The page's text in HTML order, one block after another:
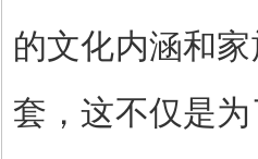
的文化内涵和
套，这不仅是